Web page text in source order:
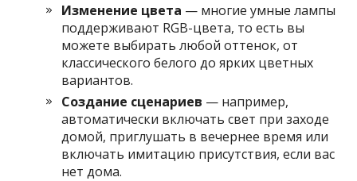
Изменение цвета — многие умные лампы
поддерживают RGB-цвета, то есть вы
можете выбирать любой оттенок, от
классического белого до ярких цветных
вариантов.
Создание сценариев — например,
автоматически включать свет при заходе
домой, приглушать в вечернее время или
включать имитацию присутствия, если вас
нет дома.